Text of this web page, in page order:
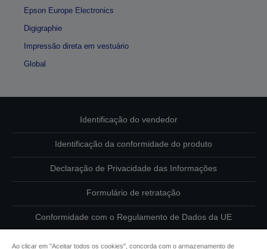
Epson Europe Electronics
Digigraphie
Impressão direta em vestuário
Global
Identificação do vendedor
Identificação da conformidade do produto
Declaração de Privacidade das Informações
Formulário de retratação
Conformidade com o Regulamento de Dados da UE
Ao clicar em "Aceitar todos os cookies", concorda com o armazenamento de